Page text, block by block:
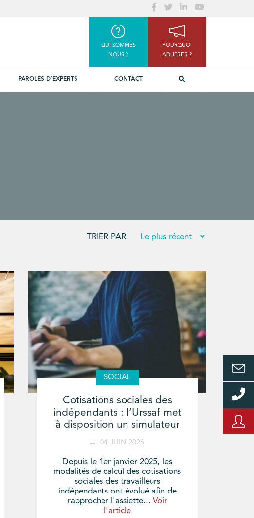
QUI SOMMES
NOUS ?
POURQUOI
ADHÉRER ?
PAROLES D’EXPERTS CONTACT
TRIER PAR
SOCIAL
Cotisations sociales des
indépendants : l’Urssaf met
à disposition un simulateur
04 JUIN 2026
Depuis le 1er janvier 2025, les
modalités de calcul des cotisations
sociales des travailleurs
indépendants ont évolué afin de
rapprocher l'assiette... Voir
l'article